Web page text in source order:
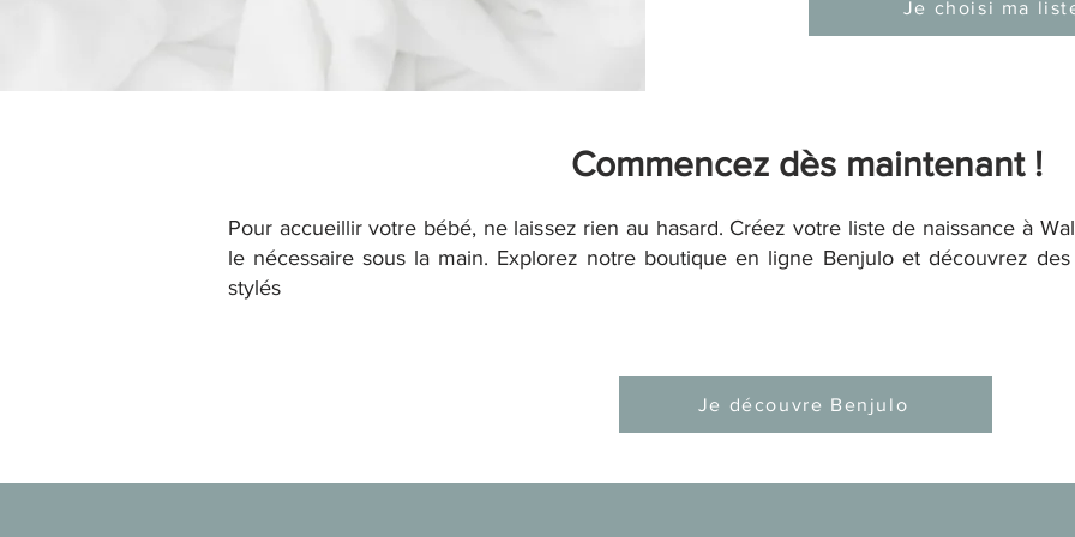
Je choisi ma
Commencez dès maintenant !
Pour accueillir votre bébé, ne laissez rien au hasard. Créez votre liste de naissance à
le nécessaire sous la main. Explorez notre boutique en ligne Benjulo et découvrez
stylés
Je découvre Benjulo